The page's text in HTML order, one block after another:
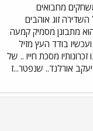
מחבואים
זוג אוהבים
מתבונן מסמיק קמעה
בודד העץ מזיל
מסכת חייו .. של
אורלנד.. שנפטר...ז